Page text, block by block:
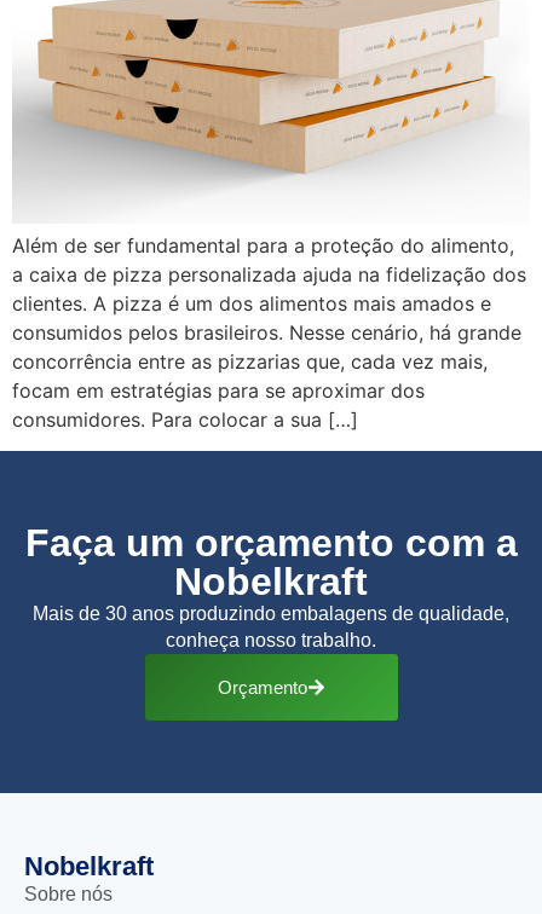
Além de ser fundamental para a proteção do alimento,
a caixa de pizza personalizada ajuda na fidelização dos
clientes. A pizza é um dos alimentos mais amados e
consumidos pelos brasileiros. Nesse cenário, há grande
concorrência entre as pizzarias que, cada vez mais,
focam em estratégias para se aproximar dos
consumidores. Para colocar a sua […]
Faça um orçamento com a
Nobelkraft
Mais de 30 anos produzindo embalagens de qualidade,
conheça nosso trabalho.
Orçamento
Nobelkraft
Sobre nós